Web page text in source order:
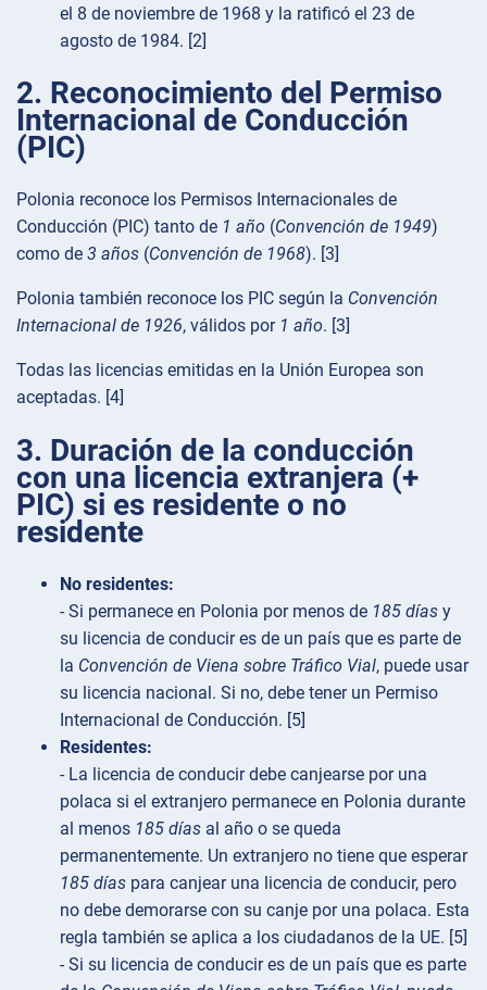
el 8 de noviembre de 1968 y la ratificó el 23 de
agosto de 1984. [2]
2. Reconocimiento del Permiso
Internacional de Conducción
(PIC)
Polonia reconoce los Permisos Internacionales de
Conducción (PIC) tanto de 1 año (Convención de 1949)
como de 3 años (Convención de 1968). [3]
Polonia también reconoce los PIC según la Convención
Internacional de 1926, válidos por 1 año. [3]
Todas las licencias emitidas en la Unión Europea son
aceptadas. [4]
3. Duración de la conducción
con una licencia extranjera (+
PIC) si es residente o no
residente
No residentes:
- Si permanece en Polonia por menos de 185 días y
su licencia de conducir es de un país que es parte de
la Convención de Viena sobre Tráfico Vial, puede usar
su licencia nacional. Si no, debe tener un Permiso
Internacional de Conducción. [5]
Residentes:
- La licencia de conducir debe canjearse por una
polaca si el extranjero permanece en Polonia durante
al menos 185 días al año o se queda
permanentemente. Un extranjero no tiene que esperar
185 días para canjear una licencia de conducir, pero
no debe demorarse con su canje por una polaca. Esta
regla también se aplica a los ciudadanos de la UE. [5]
- Si su licencia de conducir es de un país que es parte